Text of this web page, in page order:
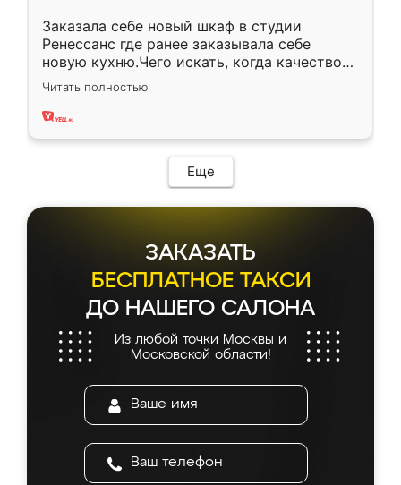
Заказала себе новый шкаф в студии
Ренессанс где ранее заказывала себе
новую кухню.Чего искать, когда качеством
вполне довольна. Служит кухня уже почти
два года, нареканий нет.
Читать полностью
Еще
ЗАКАЗАТЬ
БЕСПЛАТНОЕ ТАКСИ
ДО НАШЕГО САЛОНА
Из любой точки Москвы и
Московской области!